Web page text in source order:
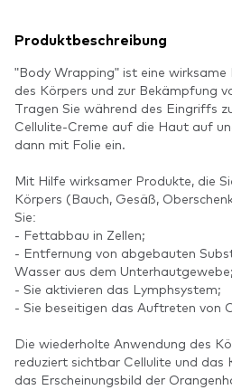
Produktbeschreibung
"Body Wrapping" ist eine
des Körpers und zur Bekämpfung
Tragen Sie während des Eingriffs
Cellulite-Creme auf die Haut auf
dann mit Folie ein.
Mit Hilfe wirksamer Produkte, die
Körpers (Bauch, Gesäß,
Sie:
- Fettabbau in Zellen;
- Entfernung von abgebauten
Wasser aus dem Unterhautgewebe;
- Sie aktivieren das Lymphsystem;
- Sie beseitigen das Auftreten von
Die wiederholte Anwendung des
reduziert sichtbar Cellulite und das
das Erscheinungsbild der